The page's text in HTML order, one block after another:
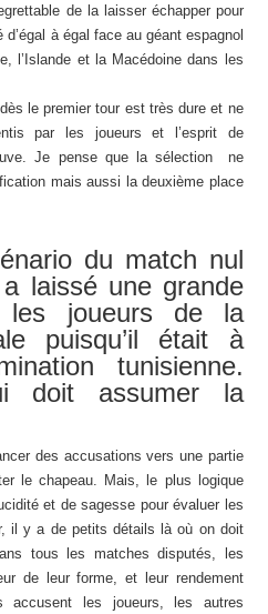
de la laisser échapper pour
à égal face au géant espagnol
l’Islande et la Macédoine dans les
le premier tour est très dure et ne
par les joueurs et l’esprit de
Je pense que la sélection ne
mais aussi la deuxième place
du match nul
laissé une grande
les joueurs de la
puisqu’il était à
tunisienne.
doit assumer la
des accusations vers une partie
le chapeau. Mais, le plus logique
et de sagesse pour évaluer les
il y a de petits détails là où on doit
tous les matches disputés, les
de leur forme, et leur rendement
accusent les joueurs, les autres